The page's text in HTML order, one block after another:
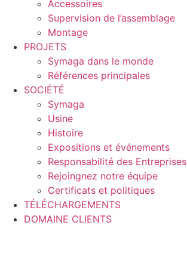
Accessoires
Supervision de l’assemblage
Montage
PROJETS
Symaga dans le monde
Références principales
SOCIÉTÉ
Symaga
Usine
Histoire
Expositions et événements
Responsabilité des Entreprises
Rejoingnez notre équipe
Certificats et politiques
TÉLÉCHARGEMENTS
DOMAINE CLIENTS